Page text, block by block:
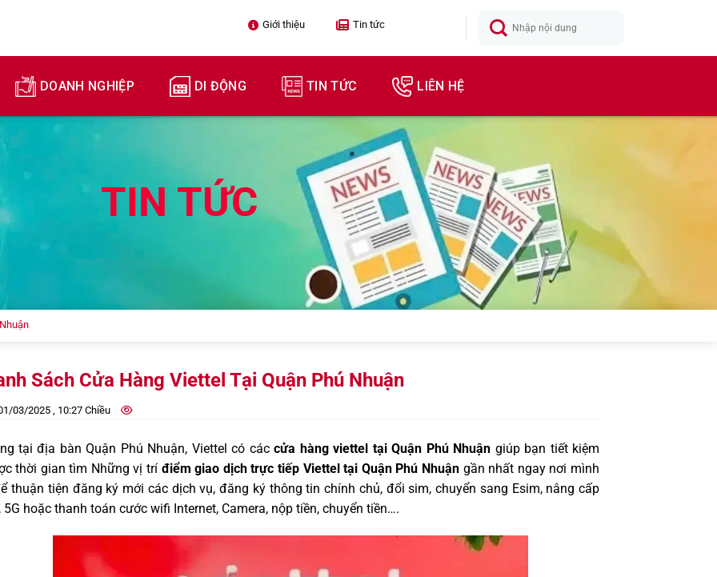
Giới thiệu  Tin tức
DOANH NGHIỆP DI ĐỘNG TIN TỨC LIÊN HỆ
TIN TỨC
Sách Cửa Hàng Viettel Tại Quận Phú Nhuận
03/2025 , 10:27 Chiều
tại địa bàn Quận Phú Nhuận, Viettel có cáccửa hàng viettel tại Quận Phú Nhuận giúp bạn tiết kiệm
thời gian tìm Những vị trí điểm giao dịch trực tiếp Viettel tại Quận Phú Nhuận gần nhất ngay nơi mình
thuận tiện đăng ký mới các dịch vụ, đăng ký thông tin chính chủ, đổi sim, chuyển sang Esim, nâng cấp
5G hoặc thanh toán cước wifi Internet, Camera, nộp tiền, chuyển tiền….